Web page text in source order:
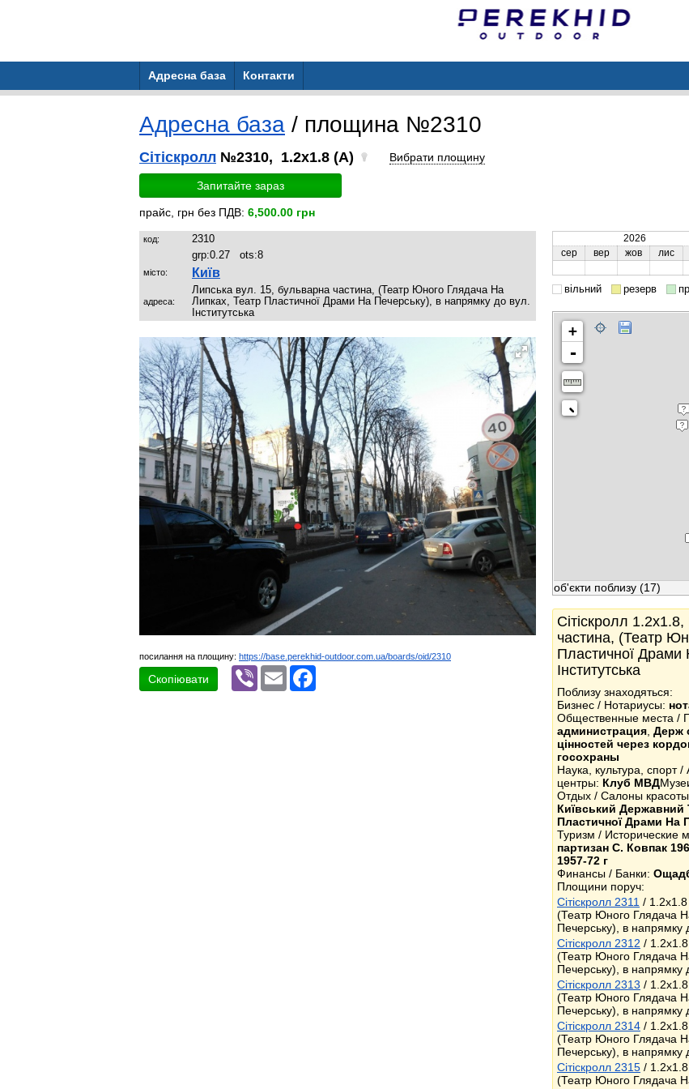
Адресна база Контакти
Адресна база / площина №2310
Сітіскролл №2310, 1.2x1.8 (A) Вибрати площину
Запитайте зараз
прайс, грн без ПДВ: 6,500.00 грн
код:
2310
grp:0.27 ots:8
місто: Київ
адреса:
Липська вул. 15, бульварна частина, (Театр Юного Глядача На
Липках, Театр Пластичної Драми На Печерську), в напрямку до вул.
Інститутська
посилання на площину: https://base.perekhid-outdoor.com.ua/boards/oid/2310
Скопіювати
Viber Email
2026
сер
вер жов лис
вільний резерв
+
-
об'єкти поблизу (17)
Сітіскролл
частина, (Театр
Пластичної Драми
Інститутська
Поблизу знаходяться:
Бизнес / Нотариусы:
Общественные места /
администрация Держ
цiнностей через
госохраны
Наука, культура, спорт
центры: Клуб МВД
Отдых / Салоны
Київський Державний
Пластичної Драми На
Туризм / Исторические
партизан С. Ковпак
1957-72 г
Финансы / Банки:
Площини поруч:
Сітіскролл 2311 / 1.2x1.8
(Театр Юного Глядача
Печерську), в напрямку
Сітіскролл 2312 /
(Театр Юного Глядача
Печерську), в напрямку
Сітіскролл 2313 /
(Театр Юного Глядача
Печерську), в напрямку
Сітіскролл 2314 /
(Театр Юного Глядача
Печерську), в напрямку
Сітіскролл 2315 /
(Театр Юного Глядача